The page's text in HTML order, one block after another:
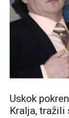
Uskok
Kralja,